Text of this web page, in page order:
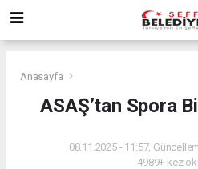
Anasayfa
ASAŞ’tan Spora
08.11.2025 - 11:57,
4989+ kez